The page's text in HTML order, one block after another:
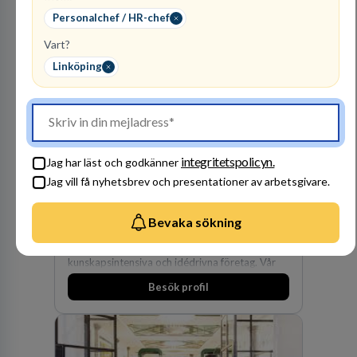
Personalchef / HR-chef
Vart?
Linköping
Jag har läst och godkänner integritetspolicyn.
Jag vill få nyhetsbrev och presentationer av arbetsgivare.
Bevaka sökning
Lastvagnar och finns representerade på 20
orter i södra Sverige.
Advokatbyrån
Gulliksson AB
JURIDISK RÅDGIVNING
Vår kombination av immaterialrätt och
affärsjuridik gör oss till förstahandsvalet som
affärsjuridisk advokatbyrå och rådgivare för
kunskapsintensiva och idédrivna företag. Vår
expertis inom IP-tillgångar har gett oss en
marknadsledande position. Våra klienter väljer
skydda, utveckla och kommersialisera
företagets viktigaste tillgångar.
Besök profil